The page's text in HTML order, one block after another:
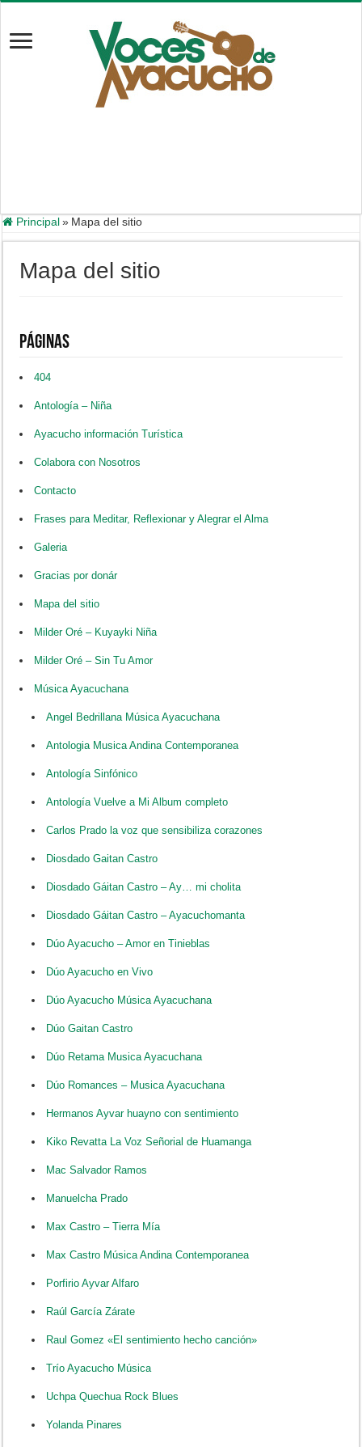
Principal » Mapa del sitio
Mapa del sitio
Páginas
404
Antología – Niña
Ayacucho información Turística
Colabora con Nosotros
Contacto
Frases para Meditar, Reflexionar y Alegrar el Alma
Galeria
Gracias por donár
Mapa del sitio
Milder Oré – Kuyayki Niña
Milder Oré – Sin Tu Amor
Música Ayacuchana
Angel Bedrillana Música Ayacuchana
Antologia Musica Andina Contemporanea
Antología Sinfónico
Antología Vuelve a Mi Album completo
Carlos Prado la voz que sensibiliza corazones
Diosdado Gaitan Castro
Diosdado Gáitan Castro – Ay… mi cholita
Diosdado Gáitan Castro – Ayacuchomanta
Dúo Ayacucho – Amor en Tinieblas
Dúo Ayacucho en Vivo
Dúo Ayacucho Música Ayacuchana
Dúo Gaitan Castro
Dúo Retama Musica Ayacuchana
Dúo Romances – Musica Ayacuchana
Hermanos Ayvar huayno con sentimiento
Kiko Revatta La Voz Señorial de Huamanga
Mac Salvador Ramos
Manuelcha Prado
Max Castro – Tierra Mía
Max Castro Música Andina Contemporanea
Porfirio Ayvar Alfaro
Raúl García Zárate
Raul Gomez «El sentimiento hecho canción»
Trío Ayacucho Música
Uchpa Quechua Rock Blues
Yolanda Pinares